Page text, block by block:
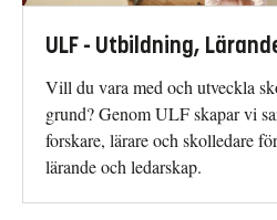
ULF - Utbildning,
Vill du vara med och utveckla
grund? Genom ULF skapar vi
forskare, lärare och skolledare
lärande och ledarskap.